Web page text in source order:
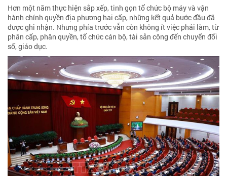
Hơn một năm thực hiện sắp xếp, tinh gọn tổ chức bộ máy và vận
hành chính quyền địa phương hai cấp, những kết quả bước đầu đã
được ghi nhận. Nhưng phía trước vẫn còn không ít việc phải làm, từ
phân cấp, phân quyền, tổ chức cán bộ, tài sản công đến chuyển đổi
số, giáo dục.